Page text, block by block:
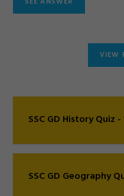
SSC GD History Quiz -
SSC GD Geography